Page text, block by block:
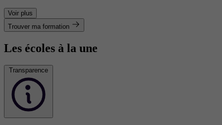
Voir plus
Trouver ma formation
Les écoles à la une
Transparence